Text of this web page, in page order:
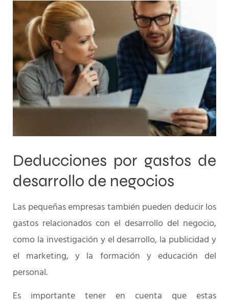
Deducciones por gastos de
desarrollo de negocios
Las pequeñas empresas también pueden deducir los
gastos relacionados con el desarrollo del negocio,
como la investigación y el desarrollo, la publicidad y
el marketing, y la formación y educación del
personal.
Es importante tener en cuenta que estas